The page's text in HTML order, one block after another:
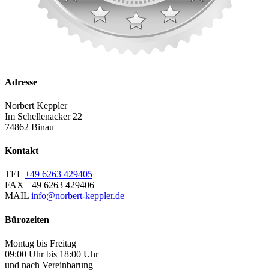
Adresse
Norbert Keppler
Im Schellenacker 22
74862 Binau
Kontakt
TEL +49 6263 429405
FAX +49 6263 429406
MAIL info@norbert-keppler.de
Bürozeiten
Montag bis Freitag
09:00 Uhr bis 18:00 Uhr
und nach Vereinbarung